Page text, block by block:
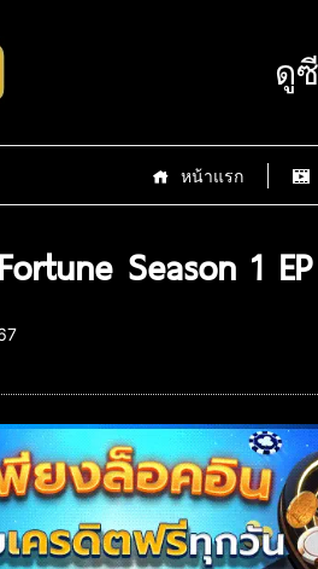
ดู
หน้าแรก
Season 1